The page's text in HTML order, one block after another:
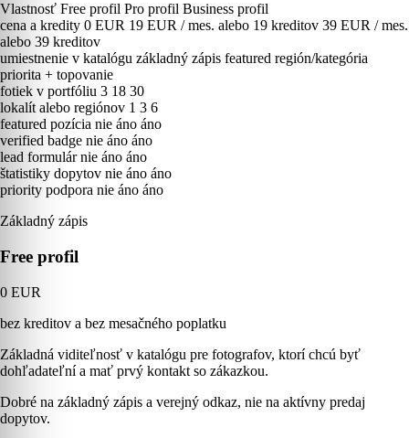
Vlastnosť Free profil Pro profil Business profil
cena a kredity 0 EUR 19 EUR / mes. alebo 19 kreditov 39 EUR / mes.
alebo 39 kreditov
umiestnenie v katalógu základný zápis featured región/kategória
priorita + topovanie
fotiek v portfóliu 3 18 30
lokalít alebo regiónov 1 3 6
featured pozícia nie áno áno
verified badge nie áno áno
lead formulár nie áno áno
štatistiky dopytov nie áno áno
priority podpora nie áno áno
Základný zápis
Free profil
0 EUR
bez kreditov a bez mesačného poplatku
Základná viditeľnosť v katalógu pre fotografov, ktorí chcú byť
dohľadateľní a mať prvý kontakt so zákazkou.
Dobré na základný zápis a verejný odkaz, nie na aktívny predaj
dopytov.